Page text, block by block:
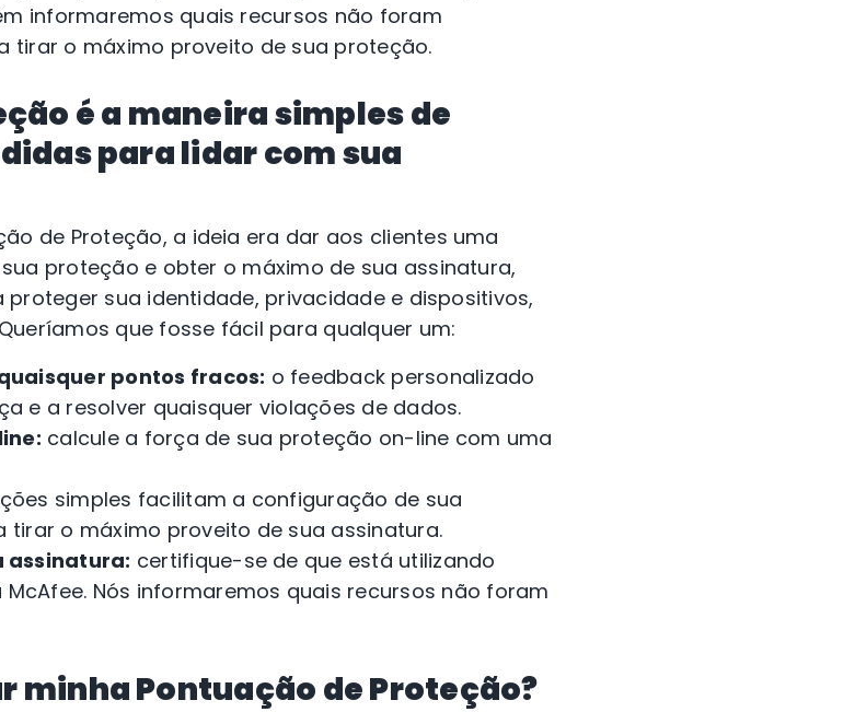
informaremos quais recursos não foram
tirar o máximo proveito de sua proteção.
é a maneira simples de
para lidar com sua
de Proteção, a ideia era dar aos clientes uma
proteção e obter o máximo de sua assinatura,
sua identidade, privacidade e dispositivos,
que fosse fácil para qualquer um:
pontos fracos: o feedback personalizado
e a resolver quaisquer violações de dados.
calcule a força de sua proteção on-line com uma
simples facilitam a configuração de sua
o máximo proveito de sua assinatura.
assinatura: certifique-se de que está utilizando
Nós informaremos quais recursos não foram
minha Pontuação de Proteção?